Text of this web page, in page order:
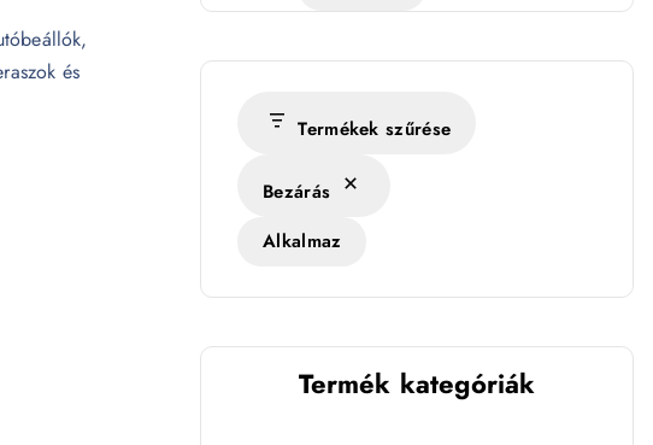
és
Termékek szűrése
Bezárás
Alkalmaz
Termék kategóriák